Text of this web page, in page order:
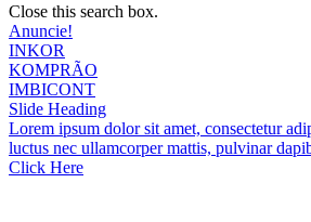
Close this search box.
Anuncie!
INKOR
KOMPRÃO
IMBICONT
Slide Heading
Lorem ipsum dolor sit amet, consectetur
luctus nec ullamcorper mattis, pulvinar
Click Here